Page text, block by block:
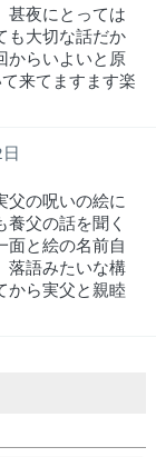
甚夜にとっては
も大切な話だか
からいよいと原
来てますます楽
父の呪いの絵に
父の話を聞く
面と絵の名前自
落語みたいな構
から実父と親睦